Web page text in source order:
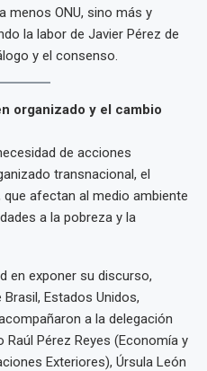
menos ONU, sino más y
la labor de Javier Pérez de
y el consenso.
organizado y el cambio
de acciones
transnacional, el
afectan al medio ambiente
a la pobreza y la
en exponer su discurso,
Estados Unidos,
a la delegación
Pérez Reyes (Economía y
Exteriores), Úrsula León